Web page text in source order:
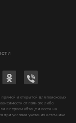
прямой и открытой для поисковых
от полного либо
в первом абзаце и вести на
при условии указания источника